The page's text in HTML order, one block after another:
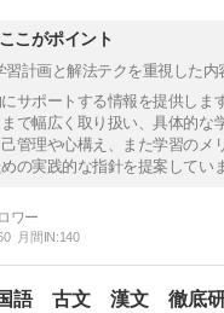
こがポイント
習計画と解法テクを重視した内
サポートする情報を提供しま
で幅広く取り扱い、具体的な
管理や心構え、また学習のメ
の実践的な指針を提案していま
月間IN:140
語 古文 漢文 徹底